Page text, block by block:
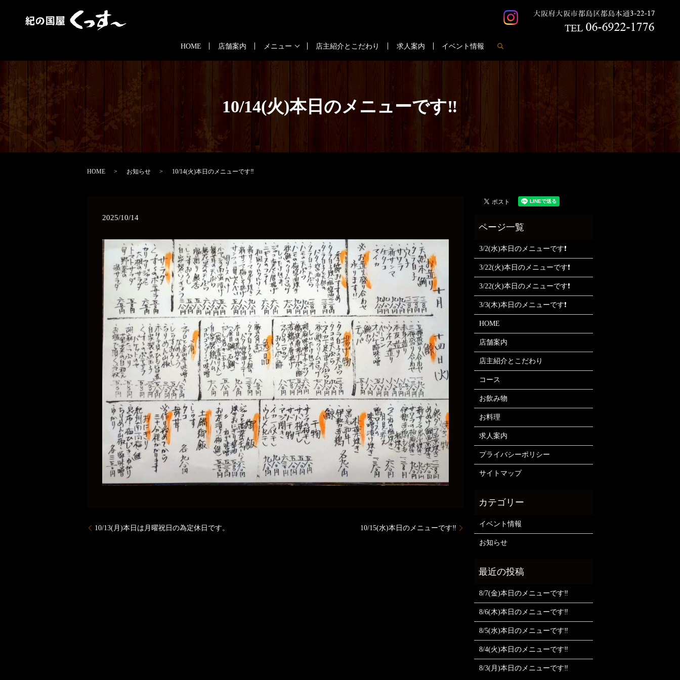
HOME 店舗案内 メニュー 店主紹介とこだわり 求人案内 イベント情報
10/14(火)本日のメニューです‼️
HOME お知らせ 10/14(火)本日のメニューです‼️
2025/10/14
10/13(月)本日は月曜祝日の為定休日です。 10/15(水)本日のメニューです‼️
3/2(水)本日のメニューです❗
3/22(火)本日のメニューです❗
3/22(火)本日のメニューです❗
3/3(木)本日のメニューです❗
HOME
店舗案内
店主紹介とこだわり
コース
お飲み物
お料理
求人案内
プライバシーポリシー
サイトマップ
イベント情報
お知らせ
8/7(金)本日のメニューです‼️
8/6(木)本日のメニューです‼️
8/5(水)本日のメニューです‼️
8/4(火)本日のメニューです‼️
8/3(月)本日のメニューです‼️